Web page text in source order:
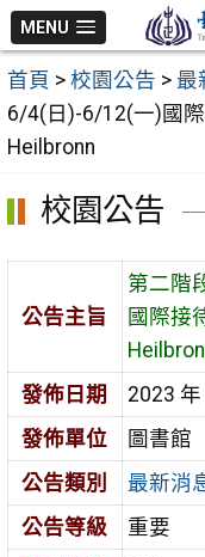
跳
至
主
要
內
MENU
首頁 > 校園公告 > 最
6/4(日)-6/12(一)國
Heilbronn
校園公告
公告主旨
第二階
國際接
發佈日期
2023 年
發佈單位
圖書館
公告類別
最新消
公告等級
重要